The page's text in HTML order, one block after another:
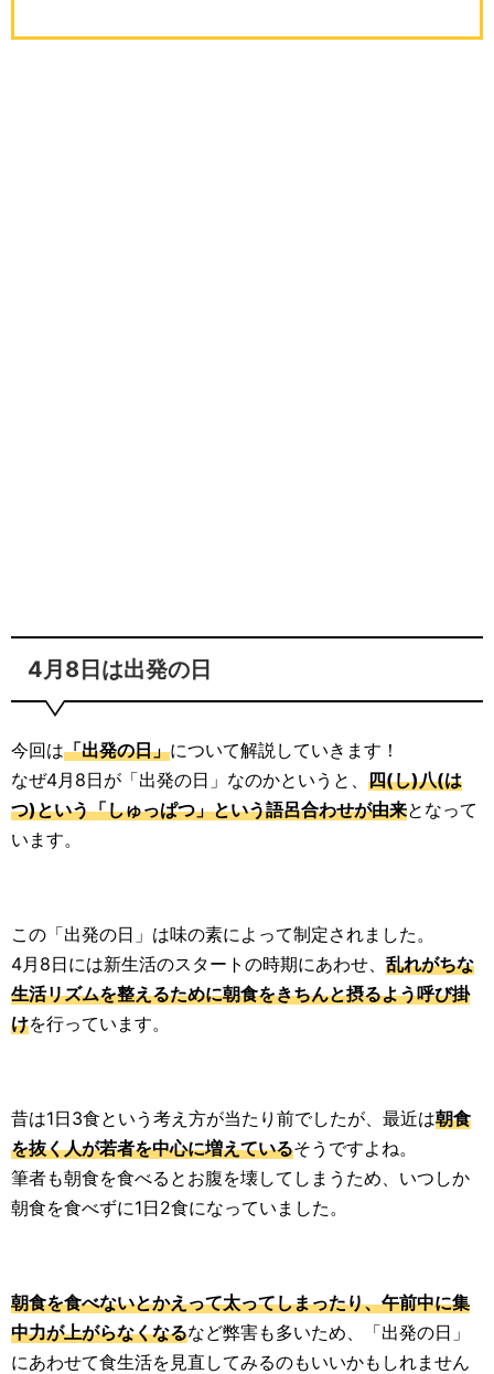
4月8日は出発の日
今回は「出発の日」について解説していきます！
なぜ4月8日が「出発の日」なのかというと、 四(し)八(は
つ)という「しゅっぱつ」という語呂合わせが由来となって
います。
この「出発の日」は味の素によって制定されました。
4月8日には新生活のスタートの時期にあわせ、 乱れがちな
生活リズムを整えるために朝食をきちんと摂るよう呼び掛
けを行っています。
昔は1日3食という考え方が当たり前でしたが、最近は朝食
を抜く人が若者を中心に増えているそうですよね。
筆者も朝食を食べるとお腹を壊してしまうため、いつしか
朝食を食べずに1日2食になっていました。
朝食を食べないとかえって太ってしまったり、午前中に集
中力が上がらなくなるなど弊害も多いため、「出発の日」
にあわせて食生活を見直してみるのもいいかもしれません